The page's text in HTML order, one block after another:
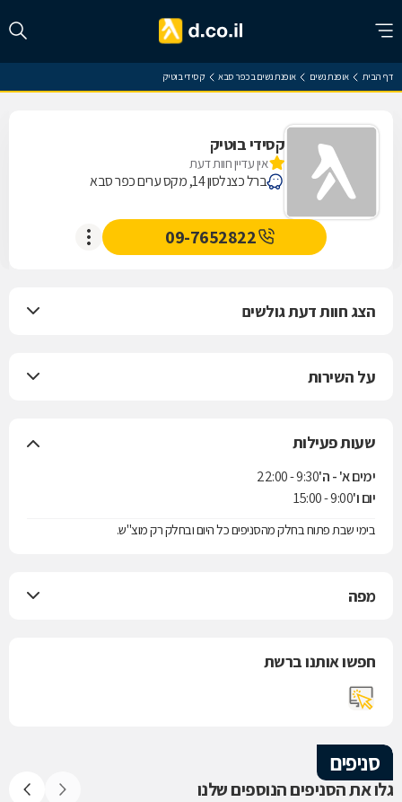
דף הבית אופנת נשים אופנת נשים בכפר סבא קסידי בוטיק
קסידי בוטיק
אין עדיין חוות דעת
ברל כצנלסון 14, מקס ערים כפר סבא
09-7652822
הצג חוות דעת גולשים
על השירות
שעות פעילות
ימים א' - ה'9:30 - 22:00
יום ו'9:00 - 15:00
בימי שבת פתוח בחלק מהסניפים כל היום ובחלק רק מוצ"ש.
מפה
חפשו אותנו ברשת
סניפים
גלו את הסניפים הנוספים שלנו